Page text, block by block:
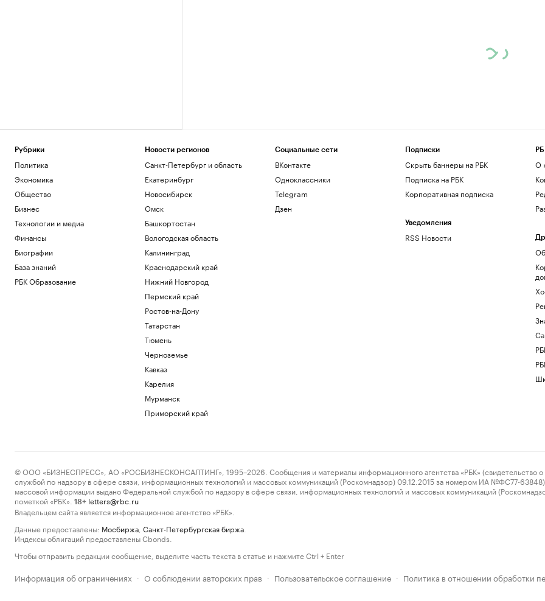
Рубрики
Политика
Экономика
Общество
Бизнес
Технологии и медиа
Финансы
Биографии
База знаний
РБК Образование
Новости регионов
Санкт-Петербург и область
Екатеринбург
Новосибирск
Омск
Башкортостан
Вологодская область
Калининград
Краснодарский край
Нижний Новгород
Пермский край
Ростов-на-Дону
Татарстан
Тюмень
Черноземье
Кавказ
Карелия
Мурманск
Приморский край
Социальные сети
ВКонтакте
Одноклассники
Telegram
Дзен
Подписки
Скрыть баннеры на РБК
Подписка на РБК
Корпоративная подписка
Уведомления
RSS Новости
О
© ООО «БИЗНЕСПРЕСС», АО «РОСБИЗНЕСКОНСАЛТИНГ», 1995–2026. Сообщения и материалы информационного агентства «РБК» (свидетельство о
службой по надзору в сфере связи, информационных технологий и массовых коммуникаций (Роскомнадзор) 09.12.2015 за номером ИА №ФС77-63848)
массовой информации выдано Федеральной службой по надзору в сфере связи, информационных технологий и массовых коммуникаций
пометкой «РБК».
18+ letters@rbc.ru
Владельцем сайта является информационное агентство «РБК».
Данные предоставлены: Мосбиржа Санкт-Петербургская биржа
Индексы облигаций предоставлены Cbonds.
Чтобы отправить редакции сообщение, выделите часть текста в статье и нажмите Ctrl + Enter
Информация об ограничениях · О соблюдении авторских прав · Пользовательское соглашение · Политика в отношении обработки